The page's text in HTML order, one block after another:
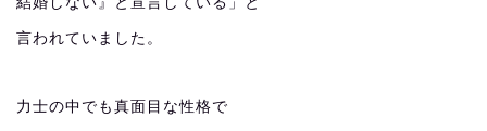
言われていました。
力士の中でも真面目な性格で